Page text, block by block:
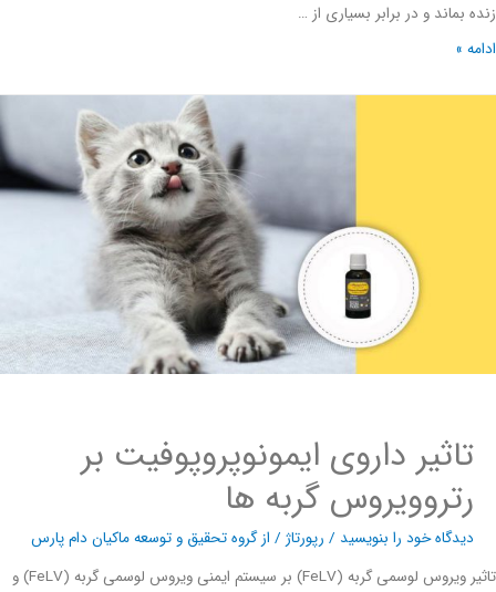
بماند و در برابر بسیاری از …
»
تاثیر داروی ایمونوپروپوفیت بر
رتروویروس گربه ها
دیدگاه‌ خود را بنویسید/رپورتاژ/ از گروه تحقیق و توسعه ماکیان دام پارس
تاثیر ویروس لوسمی گربه (FeLV) بر سیستم ایمنی ویروس لوسمی گربه (FeLV) و